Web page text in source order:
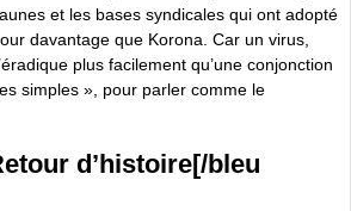
et les bases syndicales qui ont adopté
davantage que Korona. Car un virus,
plus facilement qu’une conjonction
simples », pour parler comme le
d’histoire[/bleu